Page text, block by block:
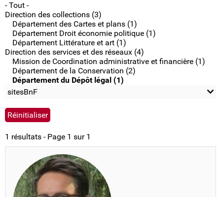
- Tout -
Direction des collections (3)
Département des Cartes et plans (1)
Département Droit économie politique (1)
Département Littérature et art (1)
Direction des services et des réseaux (4)
Mission de Coordination administrative et financière (1)
Département de la Conservation (2)
Département du Dépôt légal (1)
sitesBnF
1 résultats - Page 1 sur 1